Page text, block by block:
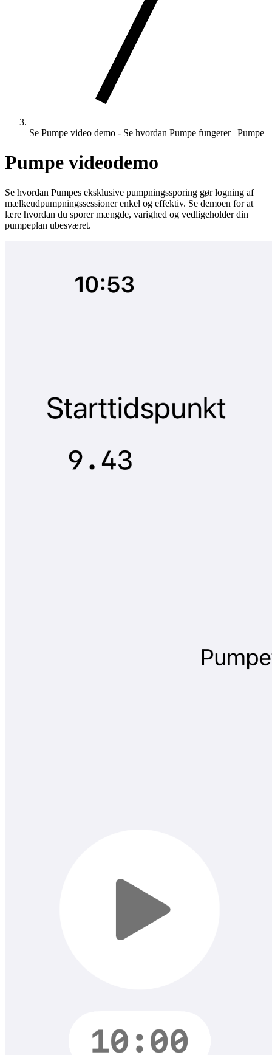
Se Pumpe video demo - Se hvordan Pumpe fungerer | Pumpe
Pumpe videodemo
Se hvordan Pumpes eksklusive pumpningssporing gør logning af
mælkeudpumpningssessioner enkel og effektiv. Se demoen for at
lære hvordan du sporer mængde, varighed og vedligeholder din
pumpeplan ubesværet.